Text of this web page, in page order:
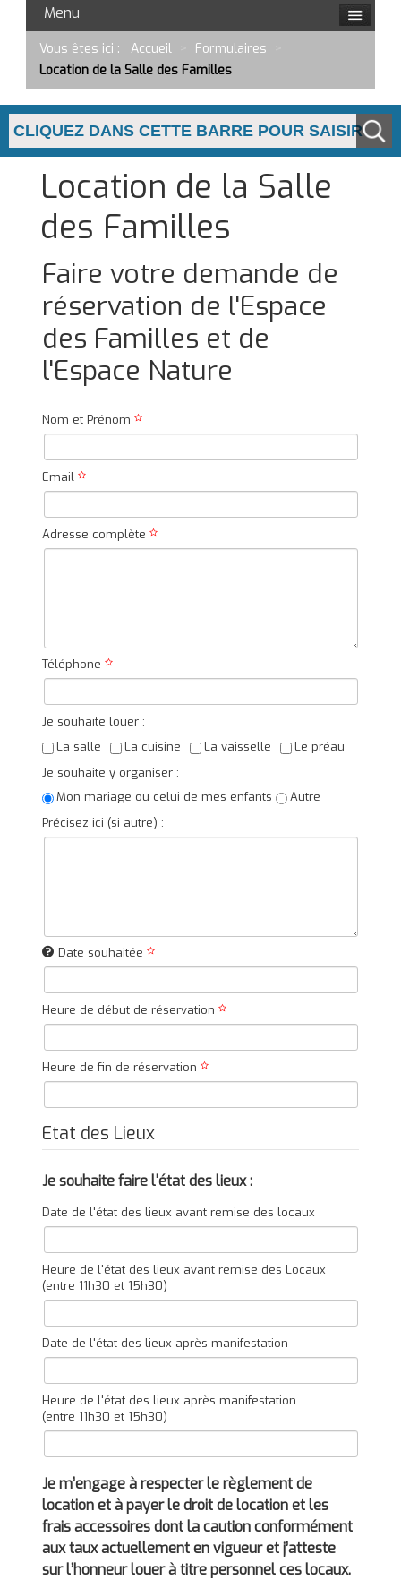
Menu
Vous êtes ici : Accueil Formulaires
Location de la Salle des Familles
Location de la Salle
des Familles
Faire votre demande de
réservation de l'Espace
des Familles et de
l'Espace Nature
Nom et Prénom
Email
Adresse complète
Téléphone
Je souhaite louer :
La salle
La cuisine La vaisselle
Le préau
Je souhaite y organiser :
Mon mariage ou celui de mes enfants
Autre
Précisez ici (si autre) :
Date souhaitée
Heure de début de réservation
Heure de fin de réservation
Etat des Lieux
Je souhaite faire l'état des lieux :
Date de l'état des lieux avant remise des locaux
Heure de l'état des lieux avant remise des Locaux
(entre 11h30 et 15h30)
Date de l'état des lieux après manifestation
Heure de l'état des lieux après manifestation
(entre 11h30 et 15h30)
Je m’engage à respecter le règlement de
location et à payer le droit de location et les
frais accessoires dont la caution conformément
aux taux actuellement en vigueur et j’atteste
sur l’honneur louer à titre personnel ces locaux.